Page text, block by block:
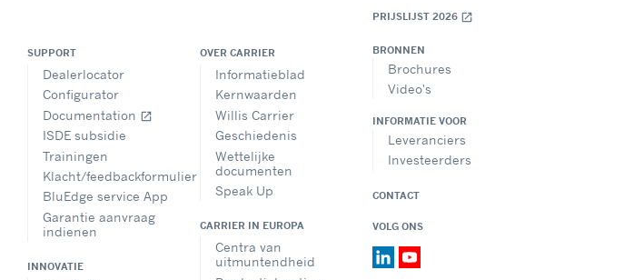
PRIJSLIJST 2026 open_in_new
SUPPORT
Dealerlocator
Configurator
Documentation open_in_new
ISDE subsidie
Trainingen
Klacht/feedbackformulier
BluEdge service App
Garantie aanvraag
indienen
INNOVATIE
OVER CARRIER
Informatieblad
Kernwaarden
Willis Carrier
Geschiedenis
Wettelijke
documenten
Speak Up
CARRIER IN EUROPA
Centra van
uitmuntendheid
BRONNEN
Brochures
Video's
INFORMATIE VOOR
Leveranciers
Investeerders
CONTACT
VOLG ONS